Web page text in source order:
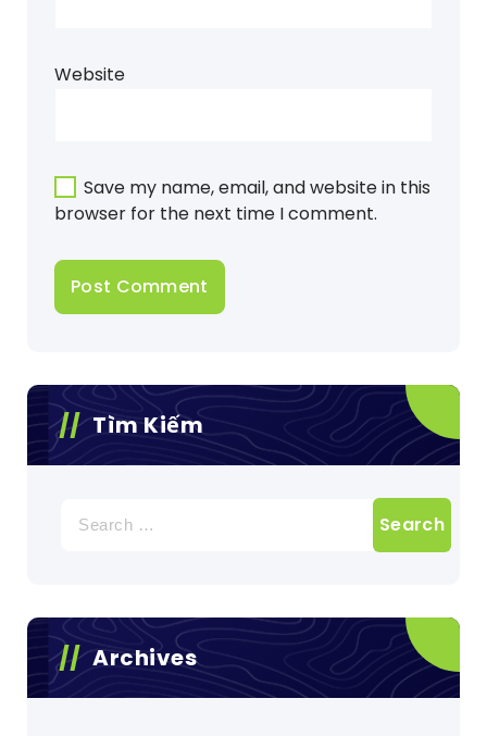
Website
Save my name, email, and website in this
browser for the next time I comment.
Tìm Kiếm
for:
Archives